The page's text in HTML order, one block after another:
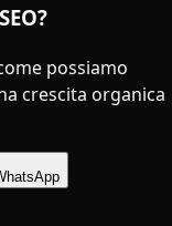
possiamo
crescita organica